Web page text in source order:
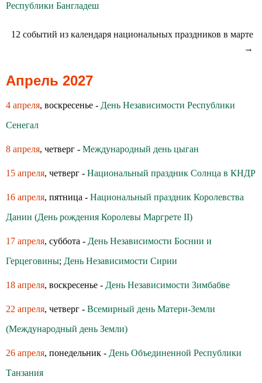
Республики Бангладеш
12 событий из календаря национальных праздников в марте
→
Апрель 2027
4 апреля, воскресенье - День Независимости Республики
Сенегал
8 апреля, четверг - Международный день цыган
15 апреля, четверг - Национальный праздник Солнца в КНДР
16 апреля, пятница - Национальный праздник Королевства
Дании (День рождения Королевы Маргрете ІІ)
17 апреля, суббота - День Независимости Боснии и
Герцеговины; День Независимости Сирии
18 апреля, воскресенье - День Независимости Зимбабве
22 апреля, четверг - Всемирный день Матери-Земли
(Международный день Земли)
26 апреля, понедельник - День Объединенной Республики
Танзания